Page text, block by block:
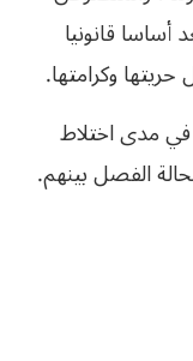
أساسا قانونيا
وكرامتها.
مدى اختلاط
الفصل بينهم.